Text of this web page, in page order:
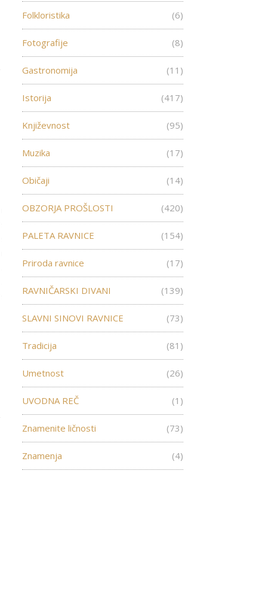
Folkloristika (6)
Fotografije (8)
Gastronomija (11)
Istorija (417)
Književnost (95)
Muzika (17)
Običaji (14)
OBZORJA PROŠLOSTI (420)
PALETA RAVNICE (154)
Priroda ravnice (17)
RAVNIČARSKI DIVANI (139)
SLAVNI SINOVI RAVNICE (73)
Tradicija (81)
Umetnost (26)
UVODNA REČ (1)
Znamenite ličnosti (73)
Znamenja (4)